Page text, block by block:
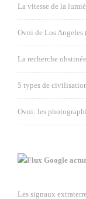
La vitesse de la
Ovni de Los Angeles
La recherche
5 types de
Ovni: les
Google
Les signaux